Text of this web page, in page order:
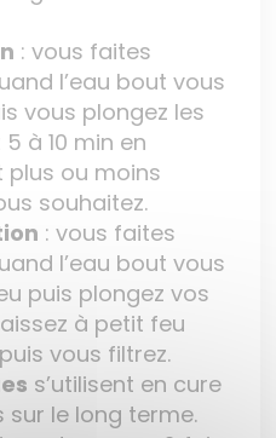
: vous faites
l’eau bout vous
vous plongez les
à 10 min en
ou moins
souhaitez.
: vous faites
l’eau bout vous
puis plongez vos
à petit feu
vous filtrez.
s’utilisent en cure
sur le long terme.